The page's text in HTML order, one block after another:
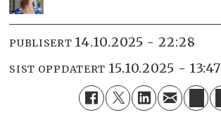
PUBLISERT 14.10.2025 - 22:28
SIST OPPDATERT 15.10.2025 - 13:47